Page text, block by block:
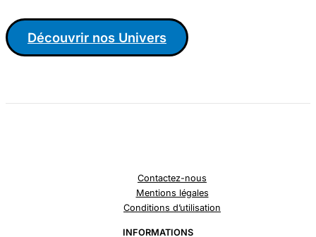
Découvrir nos Univers
Contactez-nous
Mentions légales
Conditions d’utilisation
INFORMATIONS